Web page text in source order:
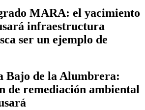
MARA: el yacimiento
infraestructura
ser un ejemplo de
Bajo de la Alumbrera:
de remediación ambiental